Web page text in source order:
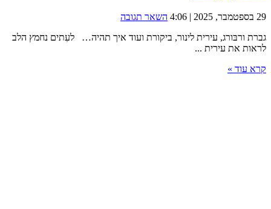
29 בספטמבר, 2025 | 4:06
השאר תגובה
גברת ורבּורג, עירית לינור, ביקורת ועוד איך תהיה… לעִתים נחמץ הלב
לראות את עירית ...
קרא עוד »